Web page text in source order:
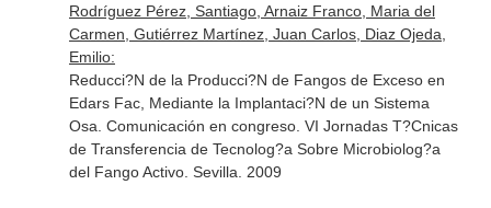
Rodríguez Pérez, Santiago, Arnaiz Franco, Maria del
Carmen, Gutiérrez Martínez, Juan Carlos, Diaz Ojeda,
Emilio:
Reducci?N de la Producci?N de Fangos de Exceso en
Edars Fac, Mediante la Implantaci?N de un Sistema
Osa. Comunicación en congreso. VI Jornadas T?Cnicas
de Transferencia de Tecnolog?a Sobre Microbiolog?a
del Fango Activo. Sevilla. 2009